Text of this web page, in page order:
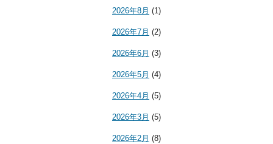
2026年8月 (1)
2026年7月 (2)
2026年6月 (3)
2026年5月 (4)
2026年4月 (5)
2026年3月 (5)
2026年2月 (8)